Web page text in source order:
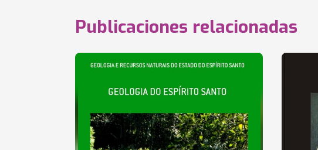
Publicaciones relacionadas